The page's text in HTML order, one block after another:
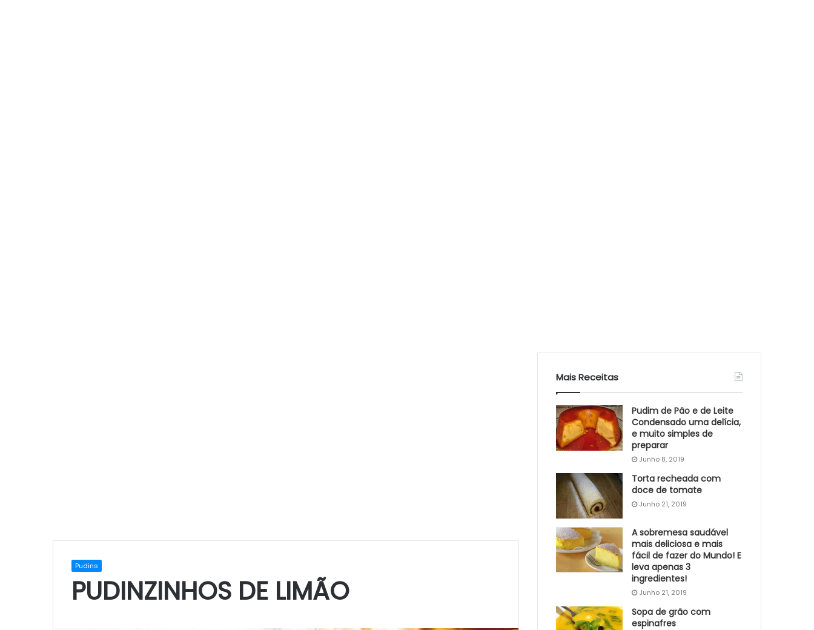
Pudins
PUDINZINHOS DE LIMÃO
Mais Receitas
Pudim de Pão e de Leite
Condensado uma delícia,
e muito simples de
preparar
Junho 8, 2019
Torta recheada com
doce de tomate
Junho 21, 2019
A sobremesa saudável
mais deliciosa e mais
fácil de fazer do Mundo! E
leva apenas 3
ingredientes!
Junho 21, 2019
Sopa de grão com
espinafres